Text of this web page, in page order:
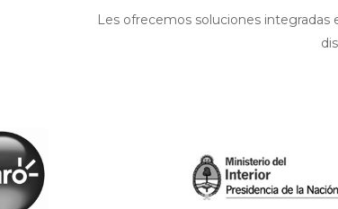
Les ofrecemos soluciones